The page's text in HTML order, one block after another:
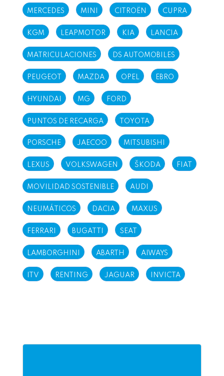
MERCEDES MINI CITROËN CUPRA
KGM LEAPMOTOR KIA LANCIA
MATRICULACIONES DS AUTOMOBILES
PEUGEOT MAZDA OPEL EBRO
HYUNDAI MG FORD
PUNTOS DE RECARGA TOYOTA
PORSCHE JAECOO MITSUBISHI
LEXUS VOLKSWAGEN ŠKODA FIAT
MOVILIDAD SOSTENIBLE AUDI
NEUMÁTICOS DACIA MAXUS
FERRARI BUGATTI SEAT
LAMBORGHINI ABARTH AIWAYS
ITV RENTING JAGUAR INVICTA